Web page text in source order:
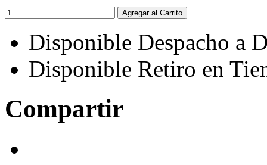
Agregar al Carrito
Disponible Despacho a
Disponible Retiro en
Compartir